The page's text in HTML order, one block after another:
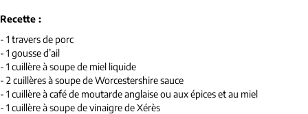
Recette :
- 1 travers de porc
- 1 gousse d’ail
- 1 cuillère à soupe de miel liquide
- 2 cuillères à soupe de Worcestershire sauce
- 1 cuillère à café de moutarde anglaise ou aux épices et au miel
- 1 cuillère à soupe de vinaigre de Xérès